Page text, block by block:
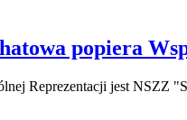
popiera
Reprezentacji jest NSZZ